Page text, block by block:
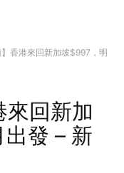
】香港來回新加坡$997，明
來回新加
發 – 新